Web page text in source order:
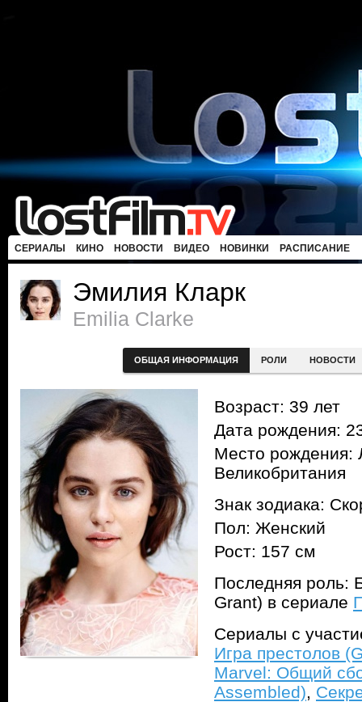
СЕРИАЛЫ КИНО НОВОСТИ ВИДЕО НОВИНКИ РАСПИСАНИЕ
Эмилия Кларк
Emilia Clarke
ОБЩАЯ ИНФОРМАЦИЯ РОЛИ НОВОСТИ
Возраст: 39 лет
Дата рождения:
Место рождения:
Великобритания
Знак зодиака:
Пол: Женский
Рост: 157 см
Последняя роль:
Grant) в сериале
Сериалы с
Игра престолов
Marvel: Общий
Assembled),